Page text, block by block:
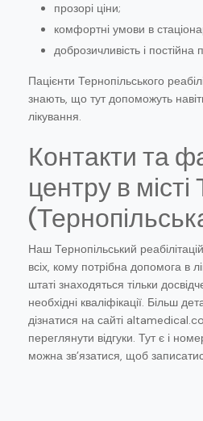
прозорі ціни;
комфортні умови в
доброзичливість і постійна
Пацієнти Тернопільського
знають, що тут допоможуть
лікування.
Контакти та
центру в
Наш Тернопільський
всіх, кому потрібна допомога в
штаті знаходяться тільки
необхідні кваліфікації. Більш
дізнатися на сайті
переглянути відгуки. Тут є і
можна зв’язатися, щоб